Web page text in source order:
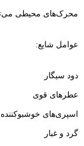
محرک‌های محیطی
عوامل شایع:
دود سیگار
عطرهای قوی
اسپری‌های خوشبوکننده
گرد و غبار